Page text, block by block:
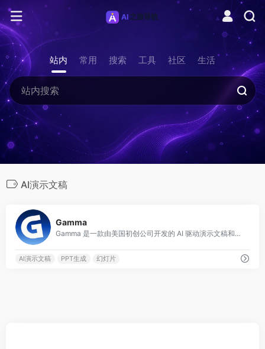
站内 常用 搜索 工具 社区 生活
AI演示文稿
Gamma
Gamma 是一款由美国初创公司开发的 AI 驱动演示文稿和文档创作工具，用户只需输入主题或粘贴大纲，AI 即可在数十秒内生成结构完整、视觉美观的演示文稿、文档
AI演示文稿 PPT生成 幻灯片